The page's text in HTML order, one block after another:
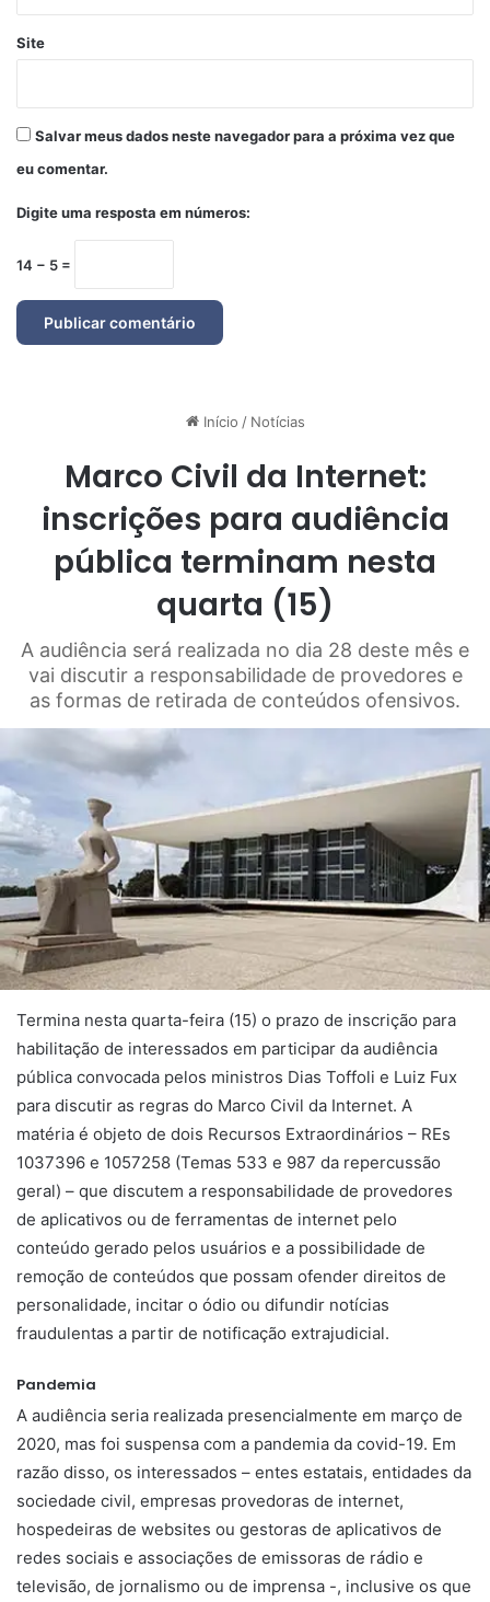
Site
Salvar meus dados neste navegador para a próxima vez que
eu comentar.
Digite uma resposta em números:
14 − 5 =